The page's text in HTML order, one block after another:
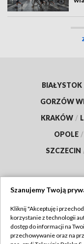
BIAŁYSTOK
GORZÓW
KRAKÓW /
OPOLE /
SZCZECIN
Abonament TVP
Szanujemy Twoją
Kliknij "Akceptuję i
korzystanie z technologii
dostęp do informacji na
przechowywanie oraz na